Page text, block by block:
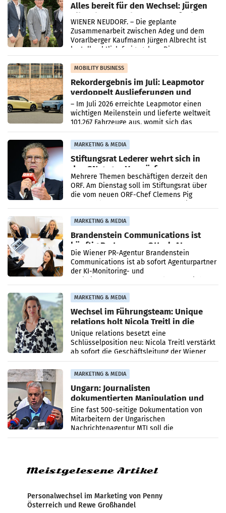
Alles bereit für den Wechsel: Jürgen
Albrecht setzt ab 1.1.2027 auf Adeg
WIENER NEUDORF. – Die geplante
Zusammenarbeit zwischen Adeg und dem
Vorarlberger Kaufmann Jürgen Albrecht ist
kartellrechtlich freigegeben: Die
Bundeswettbewerbsbehörde und der
Bundeskartellanwalt
MOBILITY BUSINESS
Rekordergebnis im Juli: Leapmotor
verdoppelt Auslieferungen und
überschreitet die 100.000er-Marke
– Im Juli 2026 erreichte Leapmotor einen
wichtigen Meilenstein und lieferte weltweit
101.267 Fahrzeuge aus, womit sich das
Ergebnis gegenüber Juli 2025 mehr als
verdoppelte (+102
MARKETING & MEDIA
Stiftungsrat Lederer wehrt sich in
den SN gegen Vorwürfe
Mehrere Themen beschäftigen derzeit den
ORF. Am Dienstag soll im Stiftungsrat über
die vom neuen ORF-Chef Clemens Pig
MARKETING & MEDIA
Brandenstein Communications ist
künftig Partner von OtterlyAI
Die Wiener PR-Agentur Brandenstein
Communications ist ab sofort Agenturpartner
der KI-Monitoring- und
MARKETING & MEDIA
Wechsel im Führungsteam: Unique
relations holt Nicola Treitl in die
Geschäftsleitung
Unique relations besetzt eine
Schlüsselposition neu: Nicola Treitl verstärkt
ab sofort die Geschäftsleitung der Wiener
PR-Agentur an der Seite von Josef Kalina und
Anna Kalina-Mahr.
MARKETING & MEDIA
Ungarn: Journalisten
dokumentierten Manipulation und
Zensur
Eine fast 500-seitige Dokumentation von
Mitarbeitern der Ungarischen
Nachrichtenagentur MTI soll die
systematische Nachrichten-Manipulation und
Meistgelesene Artikel
Personalwechsel im Marketing von Penny
Österreich und Rewe Großhandel